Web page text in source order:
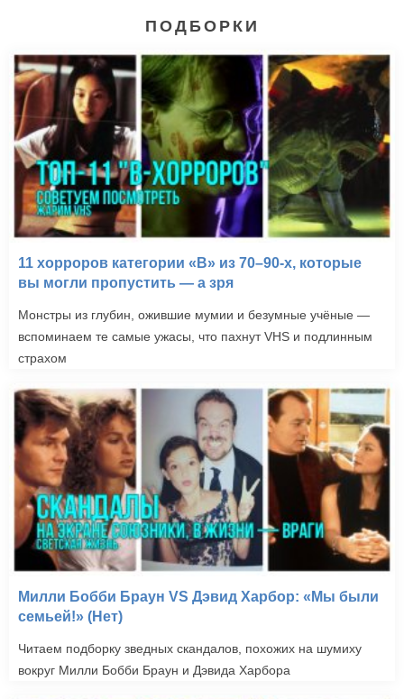
ПОДБОРКИ
11 хорроров категории «B» из 70–90-х, которые
вы могли пропустить — а зря
Монстры из глубин, ожившие мумии и безумные учёные —
вспоминаем те самые ужасы, что пахнут VHS и подлинным
страхом
Милли Бобби Браун VS Дэвид Харбор: «Мы были
семьей!» (Нет)
Читаем подборку зведных скандалов, похожих на шумиху
вокруг Милли Бобби Браун и Дэвида Харбора